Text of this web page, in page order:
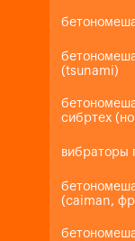
(tsunami)
сибртех
вибраторы
(caiman,